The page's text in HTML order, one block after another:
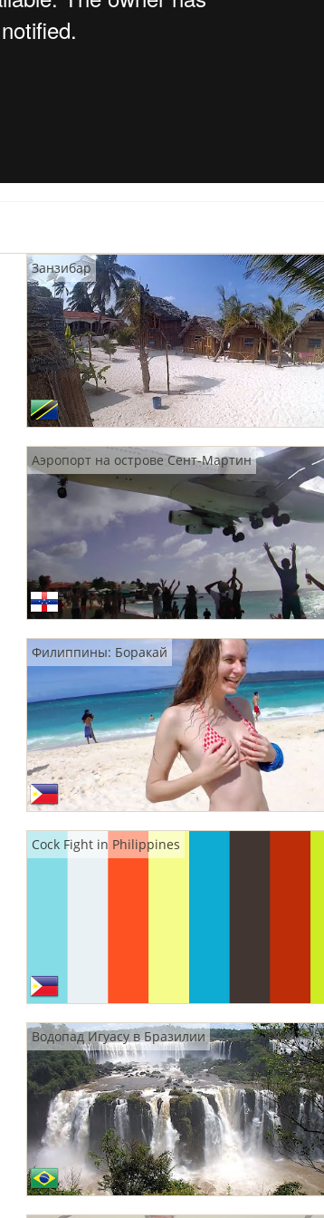
Занзибар
Аэропорт на острове Сент-Мартин
Филиппины: Боракай
Cock Fight in Philippines
Водопад Игуасу в Бразилии